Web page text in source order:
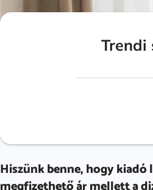
Trendi
Hiszünk benne, hogy kiadó